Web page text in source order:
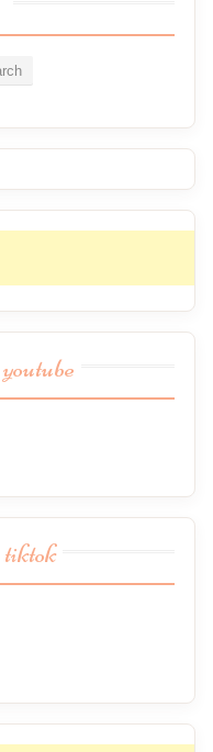
youtube
tiktok